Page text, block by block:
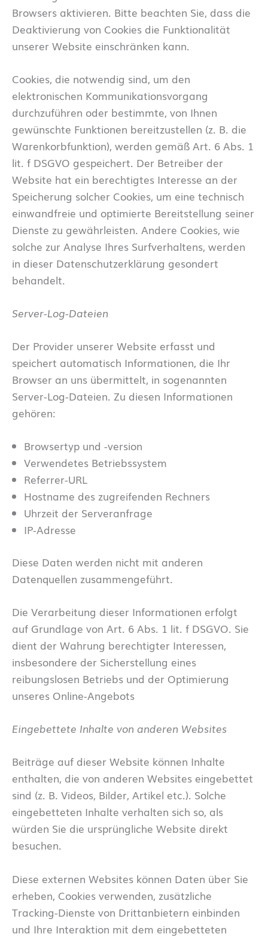
Browsers aktivieren. Bitte beachten Sie, dass die
Deaktivierung von Cookies die Funktionalität
unserer Website einschränken kann.
Cookies, die notwendig sind, um den
elektronischen Kommunikationsvorgang
durchzuführen oder bestimmte, von Ihnen
gewünschte Funktionen bereitzustellen (z. B. die
Warenkorbfunktion), werden gemäß Art. 6 Abs. 1
lit. f DSGVO gespeichert. Der Betreiber der
Website hat ein berechtigtes Interesse an der
Speicherung solcher Cookies, um eine technisch
einwandfreie und optimierte Bereitstellung seiner
Dienste zu gewährleisten. Andere Cookies, wie
solche zur Analyse Ihres Surfverhaltens, werden
in dieser Datenschutzerklärung gesondert
behandelt.
Server-Log-Dateien
Der Provider unserer Website erfasst und
speichert automatisch Informationen, die Ihr
Browser an uns übermittelt, in sogenannten
Server-Log-Dateien. Zu diesen Informationen
gehören:
Browsertyp und -version
Verwendetes Betriebssystem
Referrer-URL
Hostname des zugreifenden Rechners
Uhrzeit der Serveranfrage
IP-Adresse
Diese Daten werden nicht mit anderen
Datenquellen zusammengeführt.
Die Verarbeitung dieser Informationen erfolgt
auf Grundlage von Art. 6 Abs. 1 lit. f DSGVO. Sie
dient der Wahrung berechtigter Interessen,
insbesondere der Sicherstellung eines
reibungslosen Betriebs und der Optimierung
unseres Online-Angebots
Eingebettete Inhalte von anderen Websites
Beiträge auf dieser Website können Inhalte
enthalten, die von anderen Websites eingebettet
sind (z. B. Videos, Bilder, Artikel etc.). Solche
eingebetteten Inhalte verhalten sich so, als
würden Sie die ursprüngliche Website direkt
besuchen.
Diese externen Websites können Daten über Sie
erheben, Cookies verwenden, zusätzliche
Tracking-Dienste von Drittanbietern einbinden
und Ihre Interaktion mit dem eingebetteten